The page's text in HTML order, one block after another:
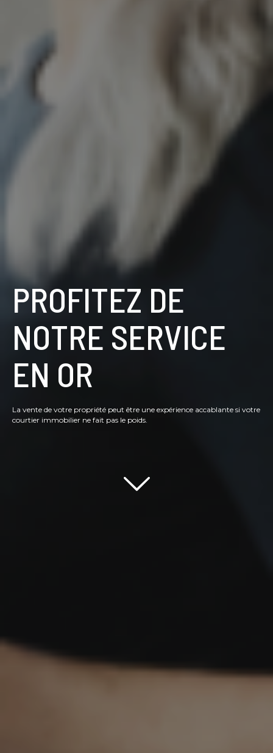
PROFITEZ DE
NOTRE SERVICE
EN OR
La vente de votre propriété peut être une expérience accablante si votre
courtier immobilier ne fait pas le poids.